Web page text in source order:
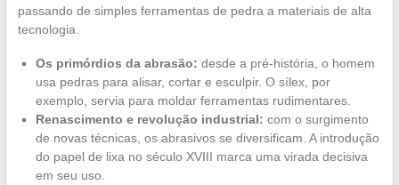
passando de simples ferramentas de pedra a materiais de alta
tecnologia.
Os primórdios da abrasão: desde a pré-história, o homem
usa pedras para alisar, cortar e esculpir. O sílex, por
exemplo, servia para moldar ferramentas rudimentares.
Renascimento e revolução industrial: com o surgimento
de novas técnicas, os abrasivos se diversificam. A introdução
do papel de lixa no século XVIII marca uma virada decisiva
em seu uso.